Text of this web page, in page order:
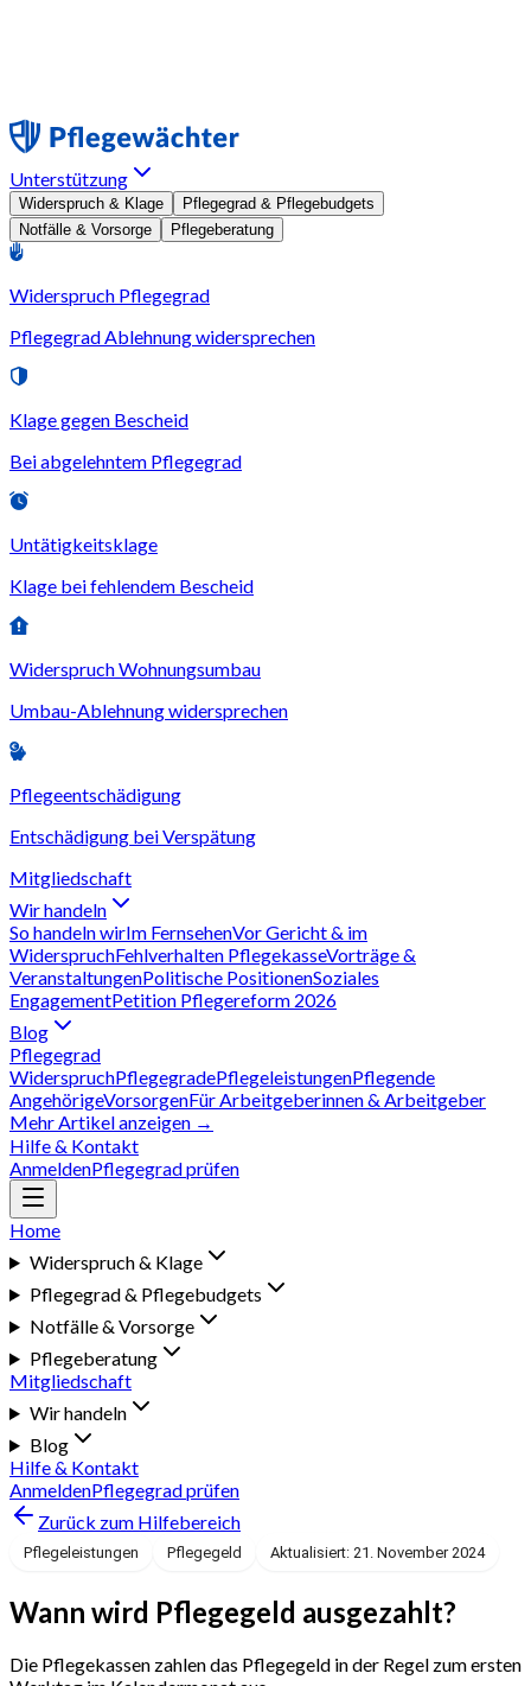
Unterstützung
Widerspruch & Klage
Pflegegrad & Pflegebudgets
Notfälle & Vorsorge
Pflegeberatung
Widerspruch Pflegegrad
Pflegegrad Ablehnung widersprechen
Klage gegen Bescheid
Bei abgelehntem Pflegegrad
Untätigkeitsklage
Klage bei fehlendem Bescheid
Widerspruch Wohnungsumbau
Umbau-Ablehnung widersprechen
Pflegeentschädigung
Entschädigung bei Verspätung
Mitgliedschaft
Wir handeln
So handeln wirIm FernsehenVor Gericht & im
WiderspruchFehlverhalten PflegekasseVorträge &
VeranstaltungenPolitische PositionenSoziales
EngagementPetition Pflegereform 2026
Blog
Pflegegrad
WiderspruchPflegegradePflegeleistungenPflegende
AngehörigeVorsorgenFür Arbeitgeberinnen & Arbeitgeber
Mehr Artikel anzeigen →
Hilfe & Kontakt
AnmeldenPflegegrad prüfen
Home
Widerspruch & Klage
Pflegegrad & Pflegebudgets
Notfälle & Vorsorge
Pflegeberatung
Mitgliedschaft
Wir handeln
Blog
Hilfe & Kontakt
AnmeldenPflegegrad prüfen
Zurück zum Hilfebereich
Pflegeleistungen Pflegegeld Aktualisiert: 21. November 2024
Wann wird Pflegegeld ausgezahlt?
Die Pflegekassen zahlen das Pflegegeld in der Regel zum ersten